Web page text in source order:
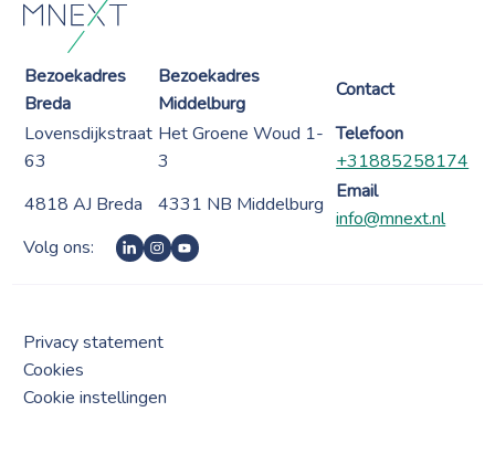
Bezoekadres
Breda
Bezoekadres
Middelburg
Contact
Lovensdijkstraat
63
Het Groene Woud 1-
3
Telefoon
+31885258174
4818 AJ Breda
4331 NB Middelburg
Email
info@mnext.nl
Volg ons:
Privacy statement
Cookies
Cookie instellingen